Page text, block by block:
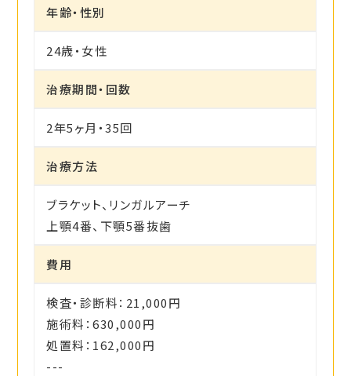
年齢・性別
24歳・女性
治療期間・回数
2年5ヶ月・35回
治療方法
ブラケット、リンガルアーチ
上顎4番、下顎5番抜歯
費用
検査・診断料：21,000円
施術料：630,000円
処置料：162,000円
---